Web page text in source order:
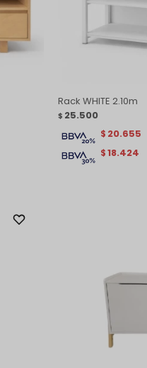
Rack WHITE 2.10m
$ 25.500
$18.424
$ 20.655